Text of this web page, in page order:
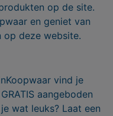
op de site.
en geniet van
op deze website.
vind je
aangeboden
wat leuks? Laat een